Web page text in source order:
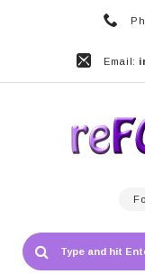
Email: